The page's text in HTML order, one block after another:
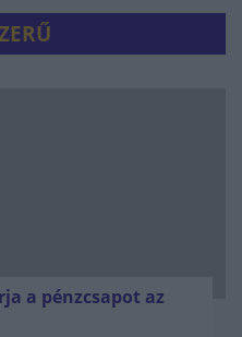
a pénzcsapot az